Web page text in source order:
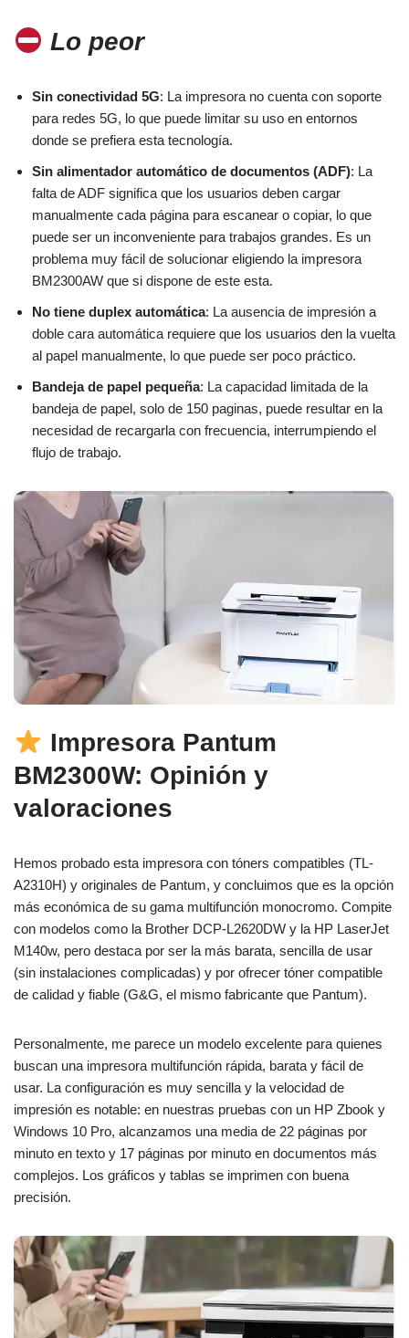
Lo peor
Sin conectividad 5G: La impresora no cuenta con soporte
para redes 5G, lo que puede limitar su uso en entornos
donde se prefiera esta tecnología.
Sin alimentador automático de documentos (ADF): La
falta de ADF significa que los usuarios deben cargar
manualmente cada página para escanear o copiar, lo que
puede ser un inconveniente para trabajos grandes. Es un
problema muy fácil de solucionar eligiendo la impresora
BM2300AW que si dispone de este esta.
No tiene duplex automática: La ausencia de impresión a
doble cara automática requiere que los usuarios den la vuelta
al papel manualmente, lo que puede ser poco práctico.
Bandeja de papel pequeña: La capacidad limitada de la
bandeja de papel, solo de 150 paginas, puede resultar en la
necesidad de recargarla con frecuencia, interrumpiendo el
flujo de trabajo.
Impresora Pantum
BM2300W: Opinión y
valoraciones
Hemos probado esta impresora con tóners compatibles (TL-
A2310H) y originales de Pantum, y concluimos que es la opción
más económica de su gama multifunción monocromo. Compite
con modelos como la Brother DCP-L2620DW y la HP LaserJet
M140w, pero destaca por ser la más barata, sencilla de usar
(sin instalaciones complicadas) y por ofrecer tóner compatible
de calidad y fiable (G&G, el mismo fabricante que Pantum).
Personalmente, me parece un modelo excelente para quienes
buscan una impresora multifunción rápida, barata y fácil de
usar. La configuración es muy sencilla y la velocidad de
impresión es notable: en nuestras pruebas con un HP Zbook y
Windows 10 Pro, alcanzamos una media de 22 páginas por
minuto en texto y 17 páginas por minuto en documentos más
complejos. Los gráficos y tablas se imprimen con buena
precisión.